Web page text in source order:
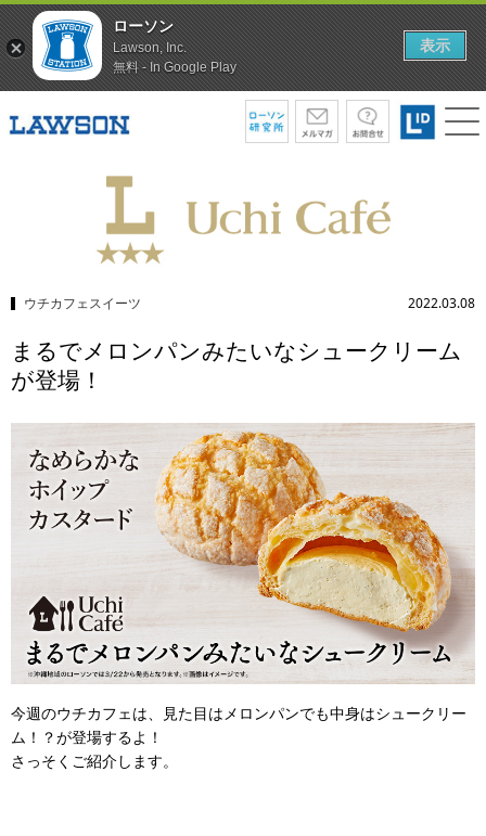
ウチカフェスイーツ 2022.03.08
まるでメロンパンみたいなシュークリーム
が登場！
今週のウチカフェは、見た目はメロンパンでも中身はシュークリー
ム！？が登場するよ！
さっそくご紹介します。
ローソン
Lawson, Inc.
無料 - In Google Play
表示